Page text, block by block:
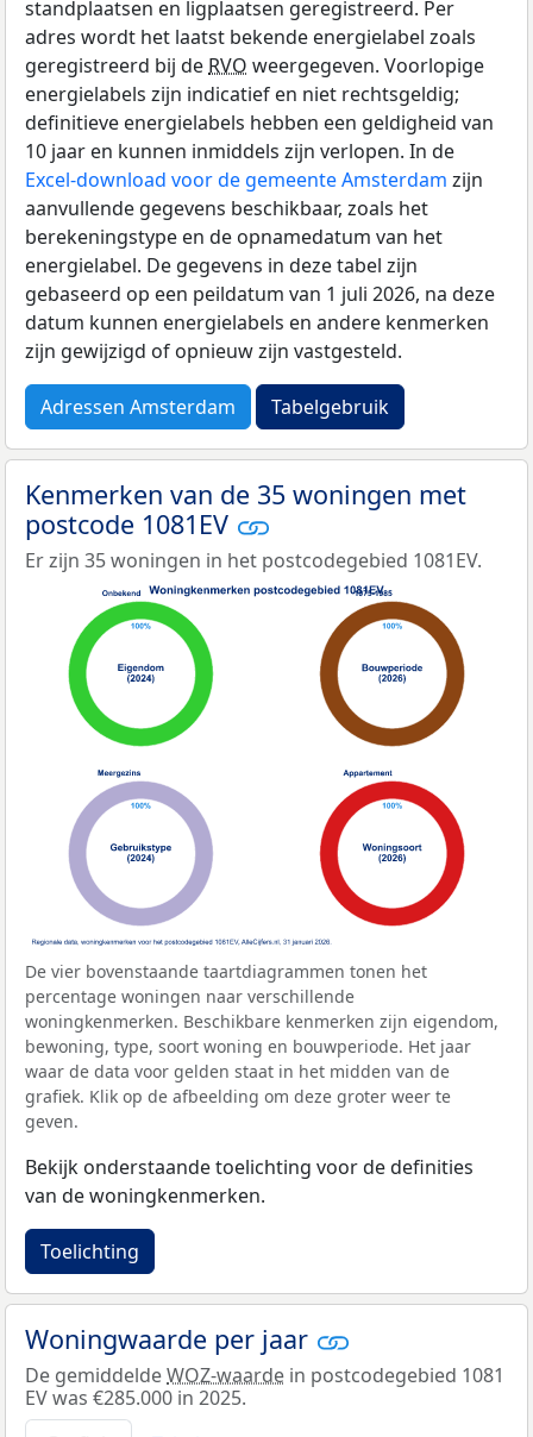
standplaatsen en ligplaatsen geregistreerd. Per
adres wordt het laatst bekende energielabel zoals
geregistreerd bij de RVO weergegeven. Voorlopige
energielabels zijn indicatief en niet rechtsgeldig;
definitieve energielabels hebben een geldigheid van
10 jaar en kunnen inmiddels zijn verlopen. In de
Excel-download voor de gemeente Amsterdam zijn
aanvullende gegevens beschikbaar, zoals het
berekeningstype en de opnamedatum van het
energielabel. De gegevens in deze tabel zijn
gebaseerd op een peildatum van 1 juli 2026, na deze
datum kunnen energielabels en andere kenmerken
zijn gewijzigd of opnieuw zijn vastgesteld.
Adressen Amsterdam Tabelgebruik
Kenmerken van de 35 woningen met
postcode 1081EV
Er zijn 35 woningen in het postcodegebied 1081EV.
De vier bovenstaande taartdiagrammen tonen het
percentage woningen naar verschillende
woningkenmerken. Beschikbare kenmerken zijn eigendom,
bewoning, type, soort woning en bouwperiode. Het jaar
waar de data voor gelden staat in het midden van de
grafiek. Klik op de afbeelding om deze groter weer te
geven.
Bekijk onderstaande toelichting voor de definities
van de woningkenmerken.
Toelichting
Woningwaarde per jaar
De gemiddeldeWOZ-waarde in postcodegebied 1081
EV was €285.000 in 2025.